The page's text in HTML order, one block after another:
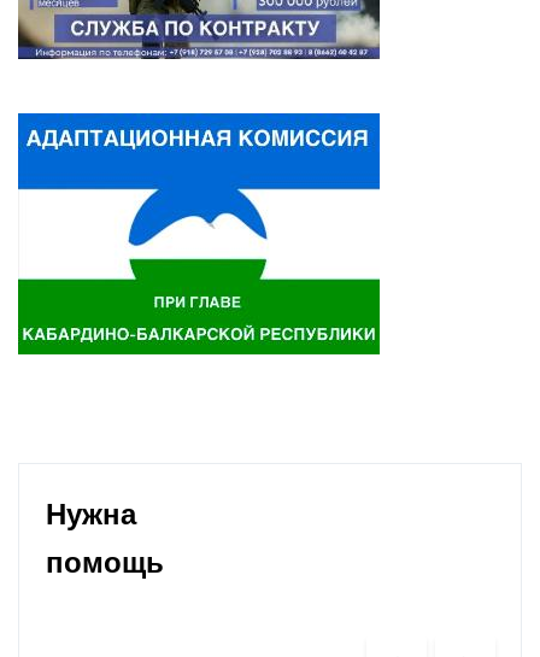
Нужна
помощь